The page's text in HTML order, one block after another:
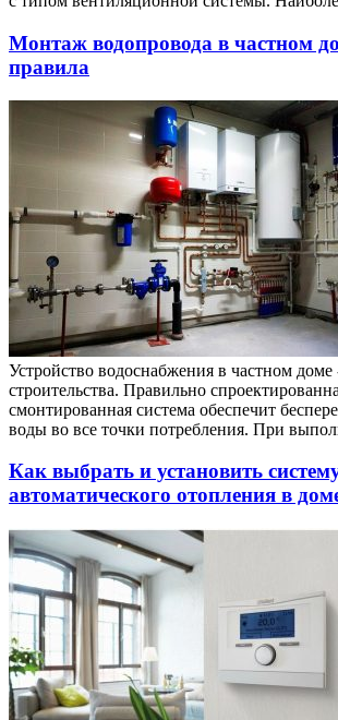
Монтаж водопровода в частном
правила
Устройство водоснабжения в частном
строительства. Правильно
смонтированная система обеспечит
воды во все точки потребления. При
Как выбрать и установить
автоматического отопления в